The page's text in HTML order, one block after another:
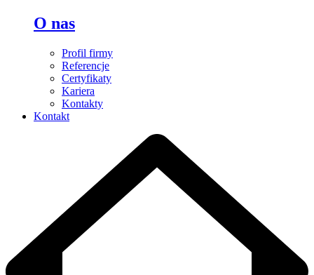
O nas
Profil firmy
Referencje
Certyfikaty
Kariera
Kontakty
Kontakt